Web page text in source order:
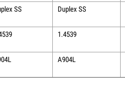
SS Duplex SS
1.4539
A904L